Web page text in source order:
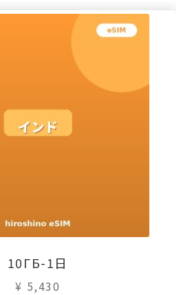
10ГБ-1日
¥ 5,430